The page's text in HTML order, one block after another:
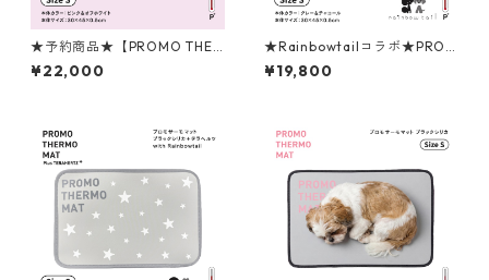
★予約商品★【PROMO THER
MO】プロモサーモクレア
（マット） Sサイズ ピンク＆
¥22,000
★Rainbowtailコラボ★PROM
O THERMO MAT プロモサー
モマットブラックシリカ Sサイ
¥19,800